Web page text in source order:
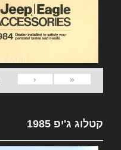
«
‹
קטלוג ג'יפ 1985